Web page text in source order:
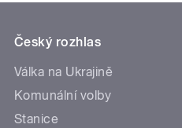
Český rozhlas
Válka na Ukrajině
Komunální volby
Stanice